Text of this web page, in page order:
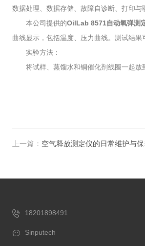
数据处理、数据存储、故障自诊断、打印与
本公司提供的OilLab 8571自动氧弹测
曲线显示，包括温度、压力曲线。测试结
实验方法：
将试样、蒸馏水和铜催化剂线圈一起放
上一篇： 空气释放测定仪的日常维护与
18201898491
Sinputech